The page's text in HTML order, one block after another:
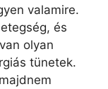
valamire.
és
olyan
tünetek.